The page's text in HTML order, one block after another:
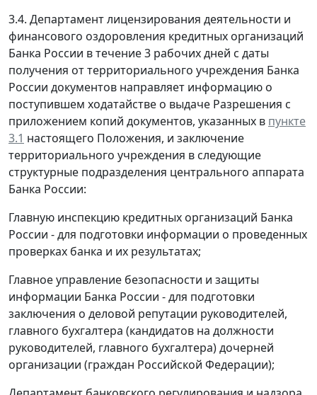
3.4. Департамент лицензирования деятельности и
финансового оздоровления кредитных организаций
Банка России в течение 3 рабочих дней с даты
получения от территориального учреждения Банка
России документов направляет информацию о
поступившем ходатайстве о выдаче Разрешения с
приложением копий документов, указанных в пункте
3.1 настоящего Положения, и заключение
территориального учреждения в следующие
структурные подразделения центрального аппарата
Банка России:
Главную инспекцию кредитных организаций Банка
России - для подготовки информации о проведенных
проверках банка и их результатах;
Главное управление безопасности и защиты
информации Банка России - для подготовки
заключения о деловой репутации руководителей,
главного бухгалтера (кандидатов на должности
руководителей, главного бухгалтера) дочерней
организации (граждан Российской Федерации);